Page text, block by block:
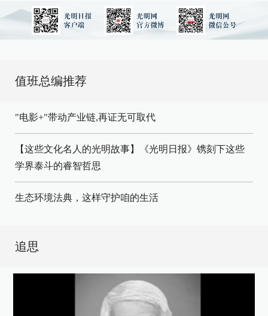
值班总编推荐
"电影+"带动产业链,再证无可取代
【这些文化名人的光明故事】《光明日报》镌刻下这些
学界泰斗的睿智哲思
生态环境法典，这样守护咱的生活
追思